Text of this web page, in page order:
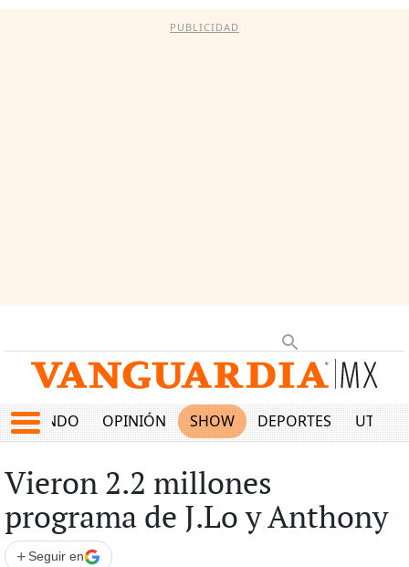
PUBLICIDAD
MUNDO OPINIÓN SHOW DEPORTES
Vieron 2.2 millones
programa de J.Lo y Anthony
+ Seguir en